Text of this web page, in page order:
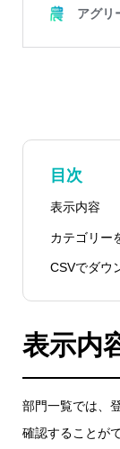
目次
表示内容
カテゴリー
CSVでダウ
表示内
部門一覧では、
確認することが